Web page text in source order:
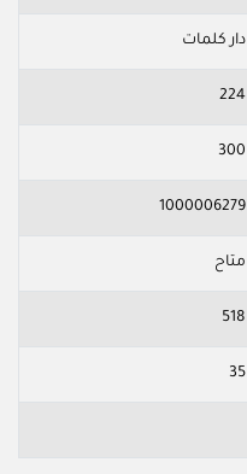
دار كلمات
224
300
1000006279
متاح
518
35